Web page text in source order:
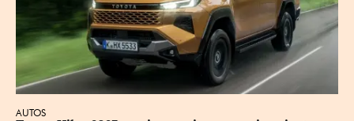
AUTOS